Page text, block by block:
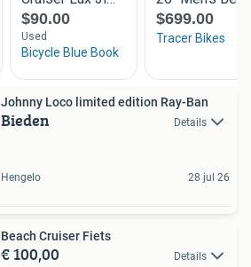
Johnny Loco limited edition Ray-Ban
Bieden Details
Hengelo 28 jul 26
Beach Cruiser Fiets
€ 100,00 Details